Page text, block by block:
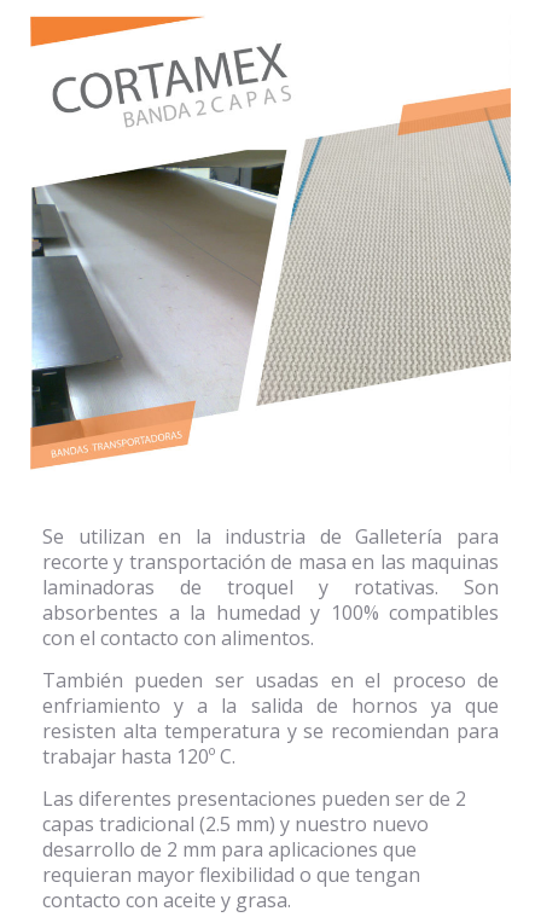
Se utilizan en la industria de Galletería para
recorte y transportación de masa en las maquinas
laminadoras de troquel y rotativas. Son
absorbentes a la humedad y 100% compatibles
con el contacto con alimentos.
También pueden ser usadas en el proceso de
enfriamiento y a la salida de hornos ya que
resisten alta temperatura y se recomiendan para
trabajar hasta 120º C.
Las diferentes presentaciones pueden ser de 2
capas tradicional (2.5 mm) y nuestro nuevo
desarrollo de 2 mm para aplicaciones que
requieran mayor flexibilidad o que tengan
contacto con aceite y grasa.